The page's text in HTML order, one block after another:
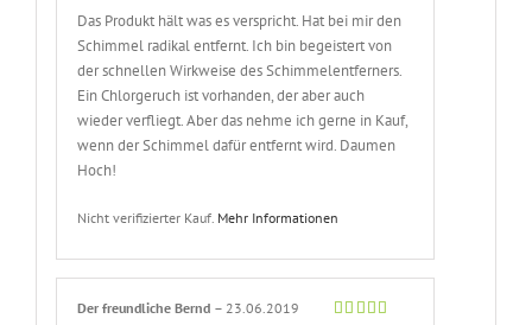
Das Produkt hält was es verspricht. Hat bei mir den
Schimmel radikal entfernt. Ich bin begeistert von
der schnellen Wirkweise des Schimmelentferners.
Ein Chlorgeruch ist vorhanden, der aber auch
wieder verfliegt. Aber das nehme ich gerne in Kauf,
wenn der Schimmel dafür entfernt wird. Daumen
Hoch!
Nicht verifizierter Kauf. Mehr Informationen
Der freundliche Bernd – 23.06.2019